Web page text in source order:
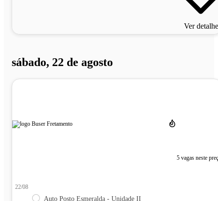
Ver
sábado, 22 de agosto
5 vagas neste
22/08
Auto Posto Esmeralda - Unidade II